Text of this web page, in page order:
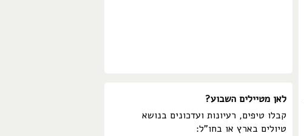
לאן מטיילים השבוע?
קבלו טיפים, רעיונות ועדכונים בנושא
טיולים בארץ או בחו"ל: